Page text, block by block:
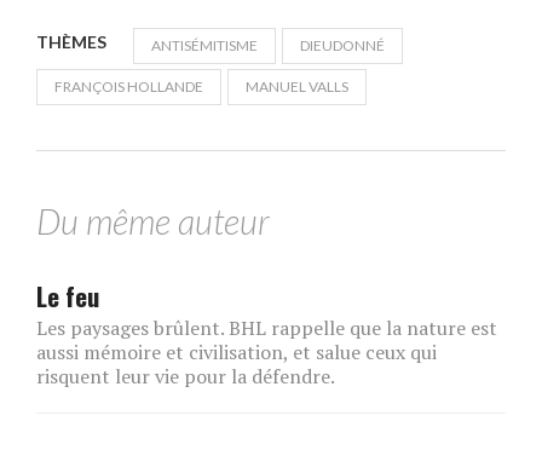
THÈMES ANTISÉMITISME DIEUDONNÉ
FRANÇOIS HOLLANDE MANUEL VALLS
Du même auteur
Le feu
Les paysages brûlent. BHL rappelle que la nature est
aussi mémoire et civilisation, et salue ceux qui
risquent leur vie pour la défendre.